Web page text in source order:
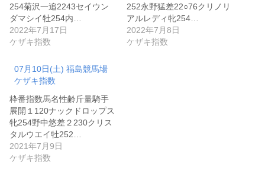
254菊沢一追2243セイウン
ダマシイ牡254内…
2022年7月17日
ケザキ指数
252永野猛差22○76クリノリ
アルレディ牝254…
2022年7月8日
ケザキ指数
07月10日(土) 福島競馬場
ケザキ指数
枠番指数馬名性齢斤量騎手
展開１120ナックドロップス
牝254野中悠差２230クリス
タルウエイ牡252…
2021年7月9日
ケザキ指数